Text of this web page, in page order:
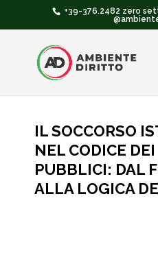
+39-376.2482 zero
IL SOCCORSO
NEL CODICE
PUBBLICI: DAL
ALLA LOGICA